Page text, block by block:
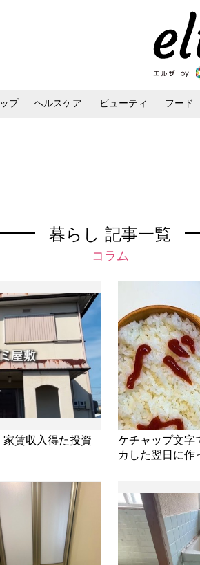
プ ヘルスケア ビューティ フード
暮らし 記事一覧
コラム
賃収入得た投資
ケチャップ文
カした翌日に作